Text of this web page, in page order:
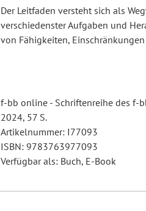
Der Leitfaden versteht sich als
verschiedenster Aufgaben und
von Fähigkeiten,
f-bb online - Schriftenreihe des f-
2024, 57 S.
Artikelnummer: I77093
ISBN: 9783763977093
Verfügbar als: Buch, E-Book